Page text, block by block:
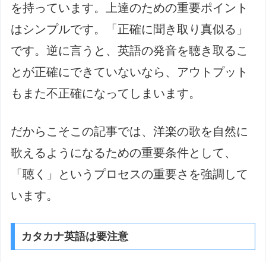
を持っています。上達のための重要ポイント
はシンプルです。「正確に聞き取り真似る」
です。逆に言うと、英語の発音を聴き取るこ
とが正確にできていないなら、アウトプット
もまた不正確になってしまいます。
だからこそこの記事では、洋楽の歌を自然に
歌えるようになるための重要条件として、
「聴く」というプロセスの重要さを強調して
います。
カタカナ英語は要注意